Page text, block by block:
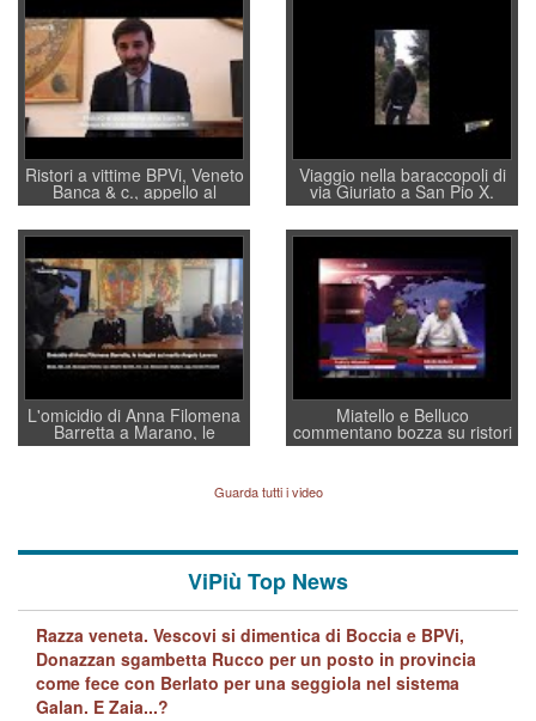
Ristori a vittime BPVi, Veneto
Banca & c., appello al
sottosegretario Alessio
Villarosa: per mettere ordine
convochi con Di Maio CNCU
a supporto della cabina di
regia al Mef
Viaggio nella baraccopoli di
via Giuriato a San Pio X.
Vicenza ai Vicentini: “faremo
un regalo di Natale ai
residenti”
L'omicidio di Anna Filomena
Barretta a Marano, le
indagini dei carabinieri di
Lavarra: più avvincenti di
quelle di... Barbara D'Urso
Miatello e Belluco
commentano bozza su ristori
BPVi e Veneto Banca
Guarda tutti i video
ViPiù Top News
Razza veneta. Vescovi si dimentica di Boccia e BPVi,
Donazzan sgambetta Rucco per un posto in provincia
come fece con Berlato per una seggiola nel sistema
Galan. E Zaia...?